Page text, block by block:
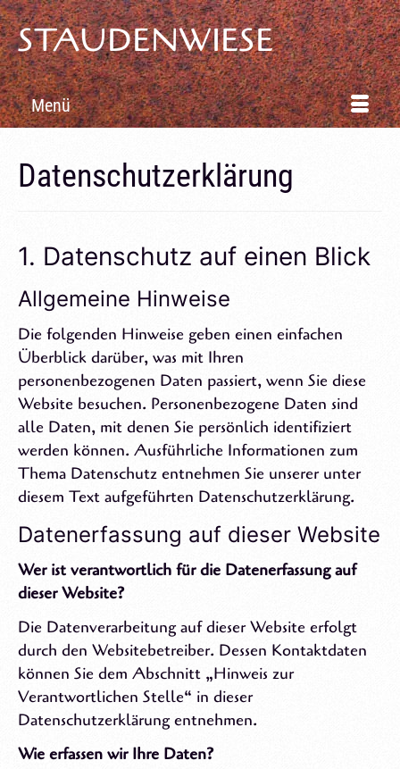
STAUDENWIESE
Menü
Datenschutzerklärung
1. Datenschutz auf einen Blick
Allgemeine Hinweise
Die folgenden Hinweise geben einen einfachen
Überblick darüber, was mit Ihren
personenbezogenen Daten passiert, wenn Sie diese
Website besuchen. Personenbezogene Daten sind
alle Daten, mit denen Sie persönlich identifiziert
werden können. Ausführliche Informationen zum
Thema Datenschutz entnehmen Sie unserer unter
diesem Text aufgeführten Datenschutzerklärung.
Datenerfassung auf dieser Website
Wer ist verantwortlich für die Datenerfassung auf
dieser Website?
Die Datenverarbeitung auf dieser Website erfolgt
durch den Websitebetreiber. Dessen Kontaktdaten
können Sie dem Abschnitt „Hinweis zur
Verantwortlichen Stelle“ in dieser
Datenschutzerklärung entnehmen.
Wie erfassen wir Ihre Daten?